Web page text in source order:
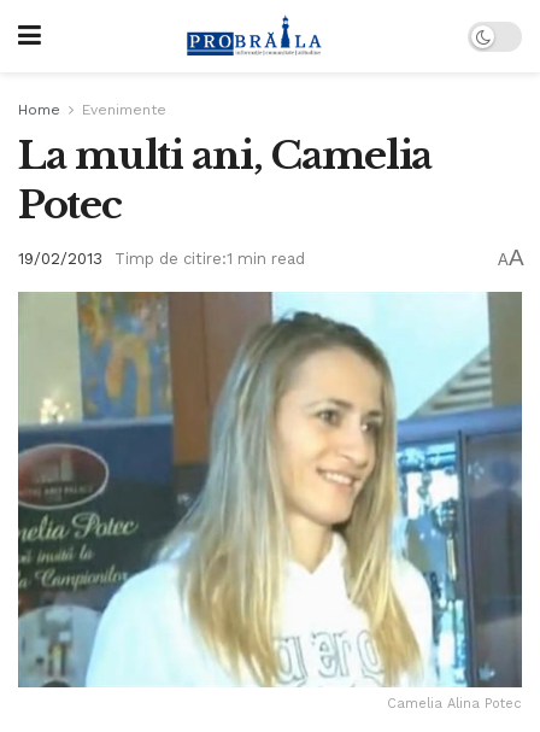
Home Evenimente
La multi ani, Camelia
Potec
19/02/2013 Timp de citire:1 min read AA
Camelia Alina Potec